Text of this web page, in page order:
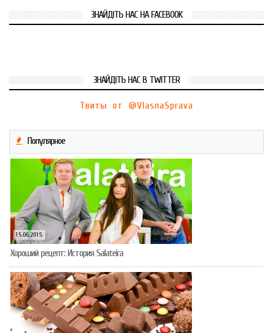
ЗНАЙДІТЬ НАС НА FACEBOOK
ЗНАЙДІТЬ НАС В TWITTER
Твиты от @VlasnaSprava
Популярное
15.06.2015
Хороший рецепт: История Salateira